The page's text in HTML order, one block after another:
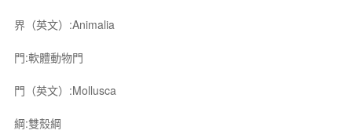
界（英文）:Animalia
門:軟體動物門
門（英文）:Mollusca
綱:雙殼綱